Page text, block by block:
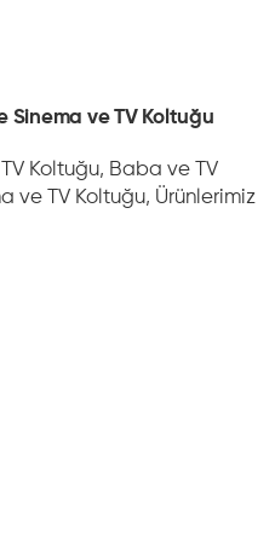
Sinema ve TV Koltuğu
Koltuğu, Baba ve TV
ve TV Koltuğu, Ürünlerimiz